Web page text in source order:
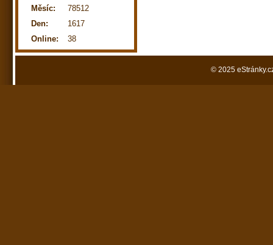
Online: 38
Měsíc:
78512
Den:
1617
© 2025